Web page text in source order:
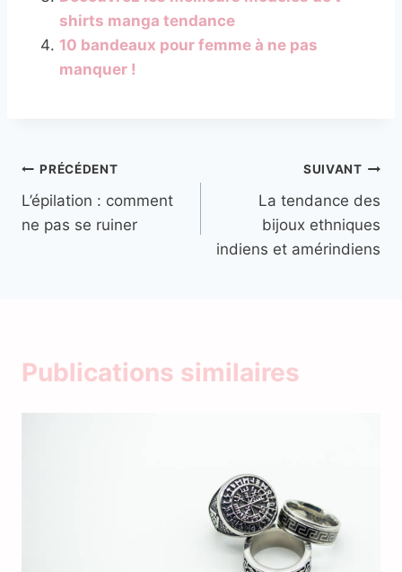
shirts manga tendance
10 bandeaux pour femme à ne pas
manquer !
Navigation
de
PRÉCÉDENT
L’épilation : comment
ne pas se ruiner
SUIVANT
La tendance des
bijoux ethniques
indiens et amérindiens
Publications similaires